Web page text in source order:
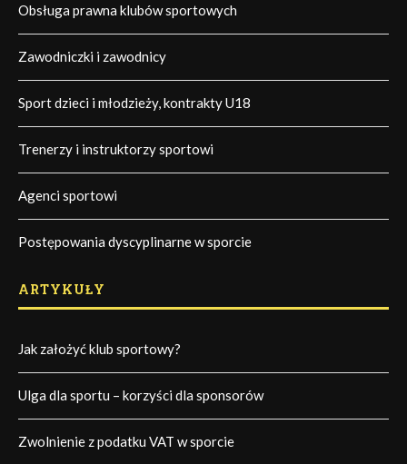
Obsługa prawna klubów sportowych
Zawodniczki i zawodnicy
Sport dzieci i młodzieży, kontrakty U18
Trenerzy i instruktorzy sportowi
Agenci sportowi
Postępowania dyscyplinarne w sporcie
ARTYKUŁY
Jak założyć klub sportowy?
Ulga dla sportu – korzyści dla sponsorów
Zwolnienie z podatku VAT w sporcie